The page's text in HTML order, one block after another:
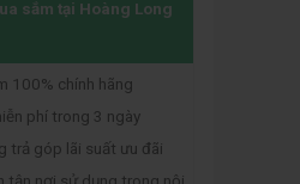
sắm tại Hoàng Long
100% chính hãng
phí trong 3 ngày
trả góp lãi suất ưu đãi